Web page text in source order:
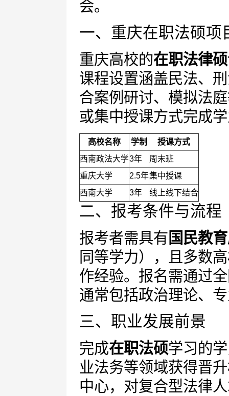
会。
一、重庆在职法硕项
重庆高校的在职法律
课程设置涵盖民法、
合案例研讨、模拟法
或集中授课方式完成
高校名称 学制
授课方式
西南政法大学3年
周末班
重庆大学
2.5年集中授课
西南大学
3年 线上线下结合
二、报考条件与流程
报考者需具有 国民教
同等学力），且多数
作经验。报名需通过
通常包括政治理论、
三、职业发展前景
完成在职法硕学习的
业法务等领域获得晋
中心，对复合型法律